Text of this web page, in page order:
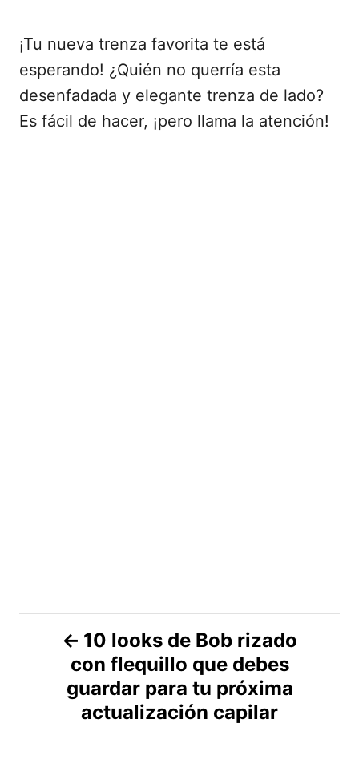
¡Tu nueva trenza favorita te está
esperando! ¿Quién no querría esta
desenfadada y elegante trenza de lado?
Es fácil de hacer, ¡pero llama la atención!
10 looks de Bob rizado
con flequillo que debes
guardar para tu próxima
actualización capilar